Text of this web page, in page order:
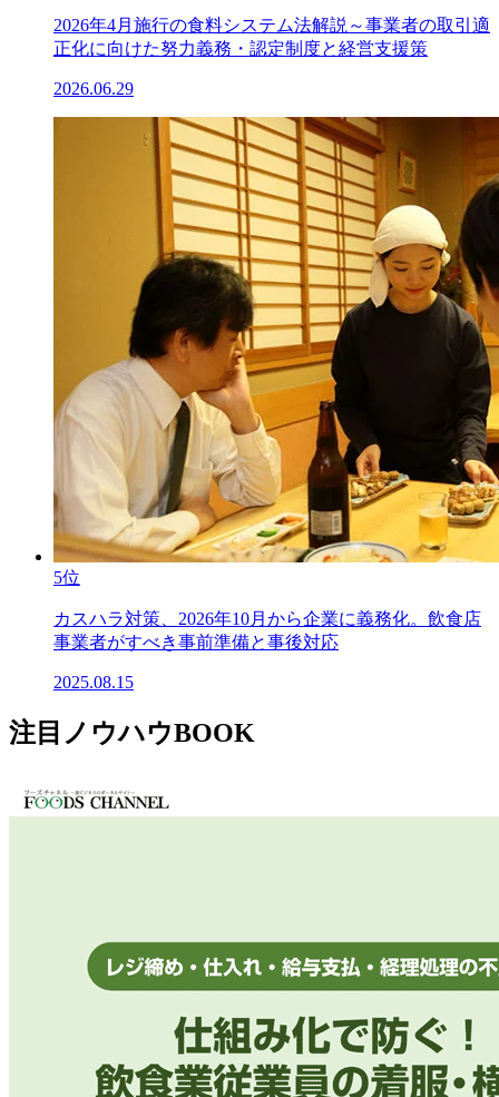
2026年4月施行の食料システム法解説～事業者の取引適
正化に向けた努力義務・認定制度と経営支援策
2026.06.29
5位
カスハラ対策、2026年10月から企業に義務化。飲食店
事業者がすべき事前準備と事後対応
2025.08.15
注目ノウハウBOOK